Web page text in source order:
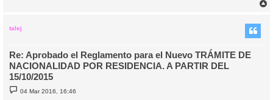
talej
Re: Aprobado el Reglamento para el Nuevo TRÁMITE DE
NACIONALIDAD POR RESIDENCIA. A PARTIR DEL
15/10/2015
M
e
04 Mar 2016, 16:46